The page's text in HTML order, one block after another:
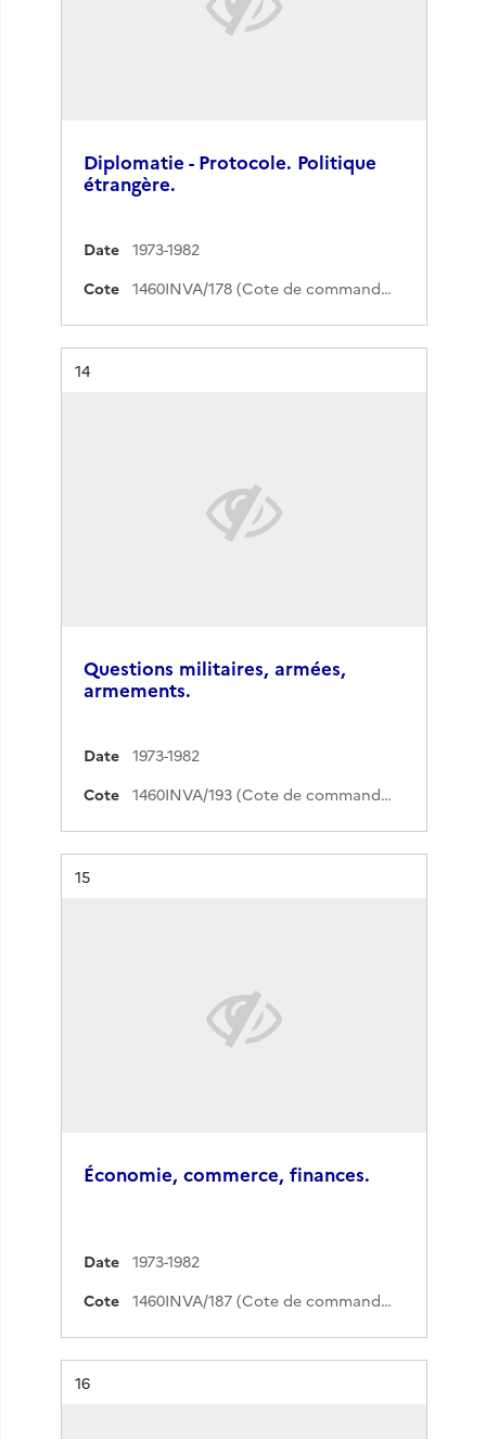
Diplomatie - Protocole. Politique
étrangère.
Date
1973-1982
Cote
1460INVA/178 (Cote de commande)
Résultat n°
14
Questions militaires, armées,
armements.
Date
1973-1982
Cote
1460INVA/193 (Cote de commande)
Résultat n°
15
Économie, commerce, finances.
Date
1973-1982
Cote
1460INVA/187 (Cote de commande)
Résultat n°
16